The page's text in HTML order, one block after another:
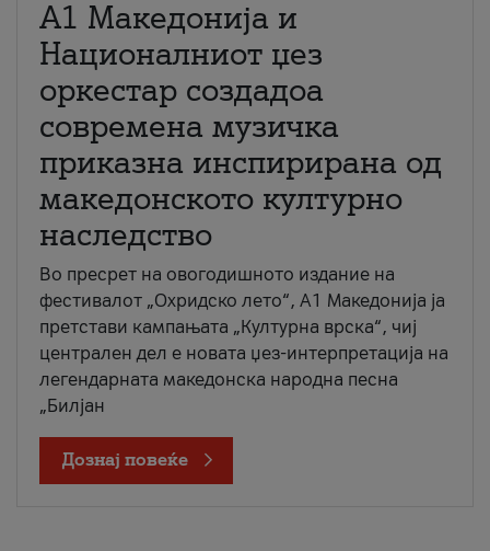
А1 Македонија и
Националниот џез
оркестар создадоа
современа музичка
приказна инспирирана од
македонското културно
наследство
Во пресрет на овогодишното издание на
фестивалот „Охридско лето“, А1 Македонија ја
претстави кампањата „Културна врска“, чиј
централен дел е новата џез-интерпретација на
легендарната македонска народна песна
„Билјан
Дознај повеќе